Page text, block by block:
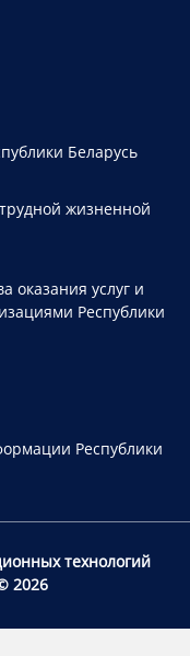
Беларусь
жизненной
оказания услуг и
Республики
Республики
технологий
2026